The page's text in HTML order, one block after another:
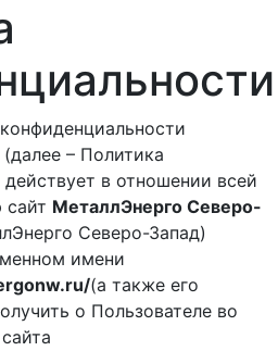
– Политика
в отношении всей
МеталлЭнерго Северо-
Северо-Запад)
имени
(а также его
о Пользователе во